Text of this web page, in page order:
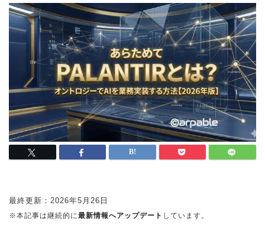
最終更新： 2026年5月26日
※本記事は継続的に最新情報へアップデート しています。